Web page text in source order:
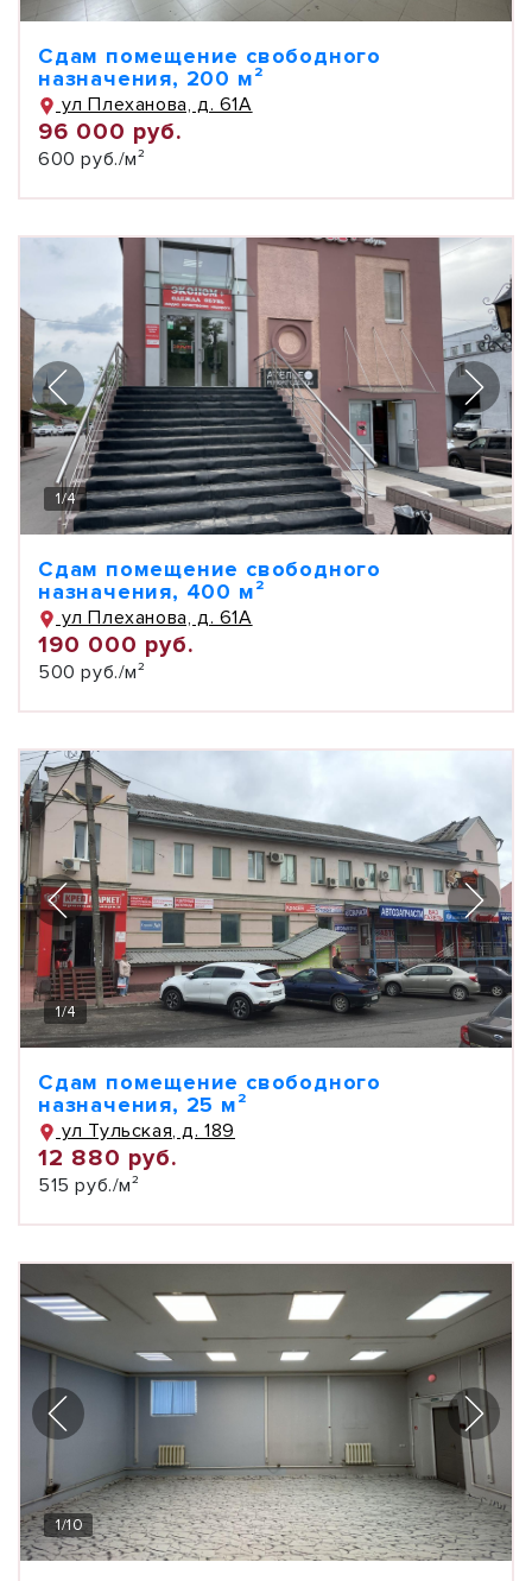
Сдам помещение свободного
назначения, 200 м²
ул Плеханова, д. 61А
96 000 руб.
600 руб./м²
1/4
Сдам помещение свободного
назначения, 400 м²
ул Плеханова, д. 61А
190 000 руб.
500 руб./м²
1/4
Сдам помещение свободного
назначения, 25 м²
ул Тульская, д. 189
12 880 руб.
515 руб./м²
1/10